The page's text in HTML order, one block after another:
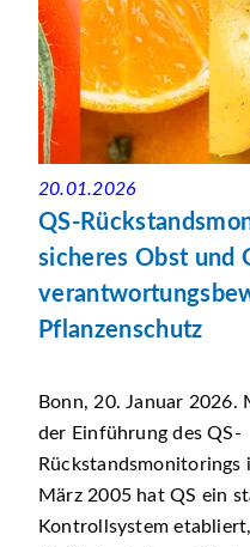
20.01.2026
QS-
sicheres Obst und
Pflanzenschutz
Bonn, 20. Januar 2026.
der Einführung des QS-
Rückstandsmonitorings
März 2005 hat QS ein
Kontrollsystem